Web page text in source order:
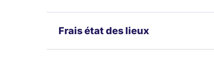
Frais état des lieux